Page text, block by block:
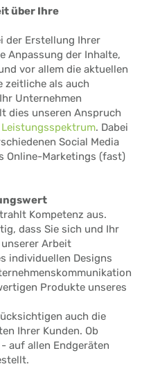
über Ihre
der Erstellung Ihrer
Anpassung der Inhalte,
vor allem die aktuellen
zeitliche als auch
Unternehmen
dies unseren Anspruch
Leistungsspektrum. Dabei
Social Media
Online-Marketings (fast)
Kompetenz aus.
dass Sie sich und Ihr
Arbeit
individuellen Designs
Produkte unseres
auch die
Ihrer Kunden. Ob
auf allen Endgeräten